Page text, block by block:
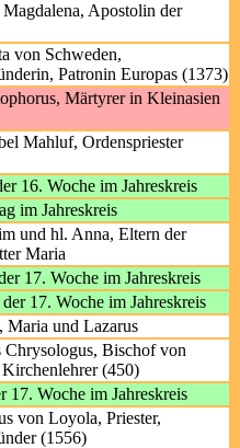
Apostolin der
von Schweden,
Patronin Europas (1373)
Märtyrer in Kleinasien
Mahluf, Ordenspriester
16. Woche im Jahreskreis
im Jahreskreis
und hl. Anna, Eltern der
Maria
17. Woche im Jahreskreis
17. Woche im Jahreskreis
Maria und Lazarus
Chrysologus, Bischof von
(450)
17. Woche im Jahreskreis
von Loyola, Priester,
(1556)